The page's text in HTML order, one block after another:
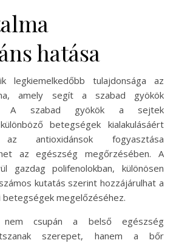
hatása
legkiemelkedőbb tulajdonsága az
amely segít a szabad gyökök
A szabad gyökök a sejtek
betegségek kialakulásáért
antioxidánsok fogyasztása
az egészség megőrzésében. A
gazdag polifenolokban, különösen
kutatás szerint hozzájárulhat a
megelőzéséhez.
nem csupán a belső egészség
szerepet, hanem a bőr